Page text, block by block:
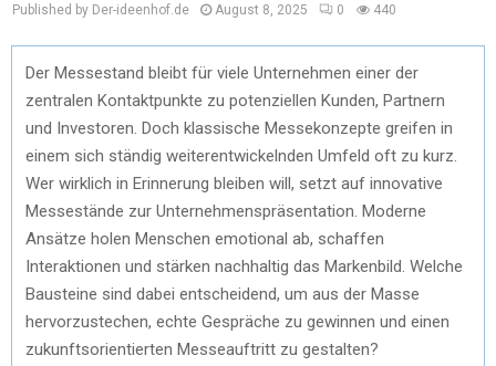
Published by Der-ideenhof.de August 8, 2025 0 440
Der Messestand bleibt für viele Unternehmen einer der
zentralen Kontaktpunkte zu potenziellen Kunden, Partnern
und Investoren. Doch klassische Messekonzepte greifen in
einem sich ständig weiterentwickelnden Umfeld oft zu kurz.
Wer wirklich in Erinnerung bleiben will, setzt auf innovative
Messestände zur Unternehmenspräsentation. Moderne
Ansätze holen Menschen emotional ab, schaffen
Interaktionen und stärken nachhaltig das Markenbild. Welche
Bausteine sind dabei entscheidend, um aus der Masse
hervorzustechen, echte Gespräche zu gewinnen und einen
zukunftsorientierten Messeauftritt zu gestalten?